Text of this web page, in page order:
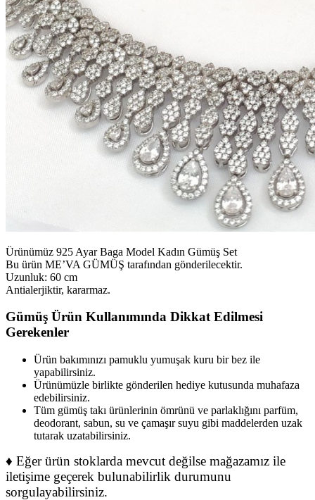
Ürünümüz 925 Ayar Baga Model Kadın Gümüş Set
Bu ürün ME’VA GÜMÜŞ tarafından gönderilecektir.
Uzunluk: 60 cm
Antialerjiktir, kararmaz.
Gümüş Ürün Kullanımında Dikkat Edilmesi
Gerekenler
Ürün bakımınızı pamuklu yumuşak kuru bir bez ile
yapabilirsiniz.
Ürünümüzle birlikte gönderilen hediye kutusunda muhafaza
edebilirsiniz.
Tüm gümüş takı ürünlerinin ömrünü ve parlaklığını parfüm,
deodorant, sabun, su ve çamaşır suyu gibi maddelerden uzak
tutarak uzatabilirsiniz.
♦ Eğer ürün stoklarda mevcut değilse mağazamız ile
iletişime geçerek bulunabilirlik durumunu
sorgulayabilirsiniz.